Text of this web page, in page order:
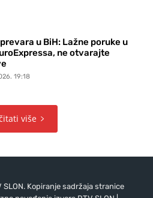
u BiH: Lažne poruke u
ne otvarajte
19:18
više
Kopiranje sadržaja stranice